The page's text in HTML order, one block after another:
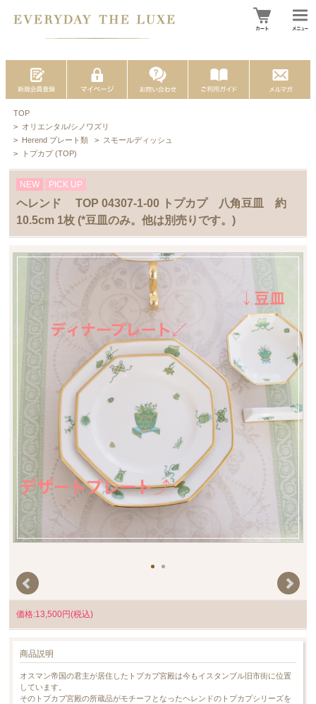
TOP
> オリエンタル/シノワズリ
> Herend プレート類 > スモールディッシュ
> トプカプ (TOP)
NEW PICK UP
ヘレンド TOP 04307-1-00 トプカプ 八角豆皿 約
10.5cm 1枚 (*豆皿のみ。他は別売りです。)
価格:13,500円(税込)
商品説明
オスマン帝国の君主が居住したトプカプ宮殿は今もイスタンブル旧市街に位置
しています。
そのトプカプ宮殿の所蔵品がモチーフとなったヘレンドのトプカプシリーズを